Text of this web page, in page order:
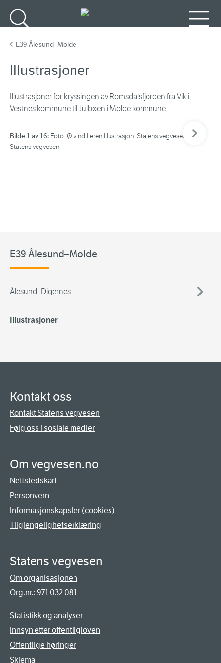
E39 Ålesund–Molde
Illustrasjoner
Illustrasjoner for kryssingen av Romsdalsfjorden fra Vik i
Vestnes kommune til Julbøen i Molde kommune.
Bilde 1 av 16: Foto: Øivind Leren Illustrasjon: Statens vegvesen Foto:
Statens vegvesen
E39 Ålesund–Molde
Ålesund–Digernes
Illustrasjoner
Kontakt oss
Kontakt Statens vegvesen
Følg oss i sosiale medier
Om vegvesen.no
Nettstedskart
Personvern
Informasjonskapsler (cookies)
Tilgjengelighetserklæring
Statens vegvesen
Om organisasjonen
Org.nr.: 971 032 081
Statistikk og analyser
Innsyn etter offentligloven
Offentlige høringer
Skjema